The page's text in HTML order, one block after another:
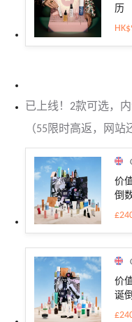
历
已上线！2款可选，
（55限时高返，网站
价
倒
价
诞